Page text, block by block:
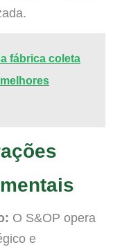
fábrica coleta
O S&OP opera
e